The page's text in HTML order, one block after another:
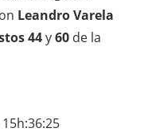
Leandro Varela
44y60 de la